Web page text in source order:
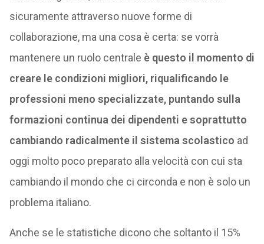
sicuramente attraverso nuove forme di
collaborazione, ma una cosa è certa: se vorrà
mantenere un ruolo centrale è questo il momento di
creare le condizioni migliori, riqualificando le
professioni meno specializzate, puntando sulla
formazioni continua dei dipendenti e soprattutto
cambiando radicalmente il sistema scolastico ad
oggi molto poco preparato alla velocità con cui sta
cambiando il mondo che ci circonda e non è solo un
problema italiano.
Anche se le statistiche dicono che soltanto il 15%